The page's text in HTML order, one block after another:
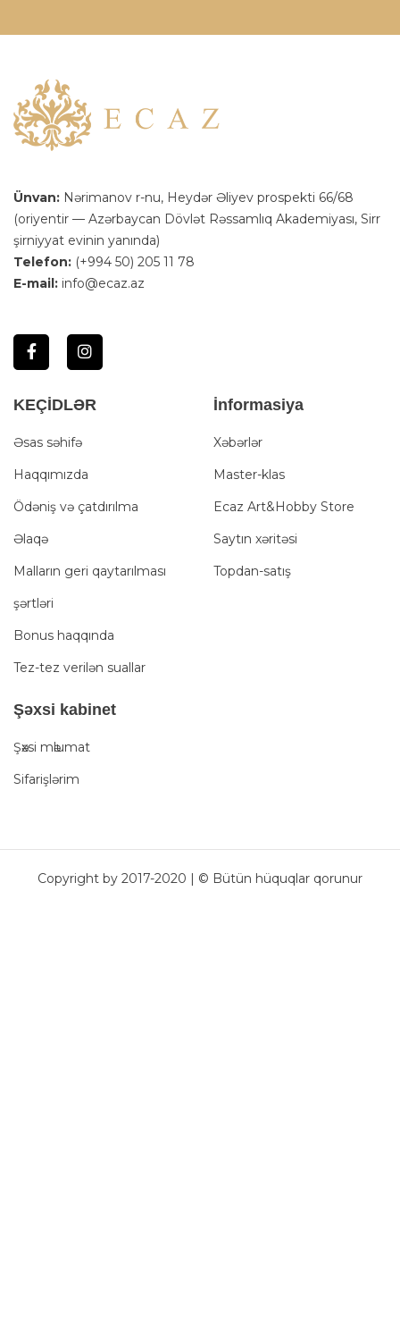
Ünvan: Nərimanov r-nu, Heydər Əliyev prospekti 66/68
(oriyentir — Azərbaycan Dövlət Rəssamlıq Akademiyası, Sirr
şirniyyat evinin yanında)
Telefon: (+994 50) 205 11 78
E-mail: info@ecaz.az
KEÇİDLƏR
Əsas səhifə
Haqqımızda
Ödəniş və çatdırılma
Əlaqə
Malların geri qaytarılması
şərtləri
Bonus haqqında
Tez-tez verilən suallar
İnformasiya
Xəbərlər
Master-klas
Ecaz Art&Hobby Store
Saytın xəritəsi
Topdan-satış
Şәxsi kabinet
Şәxsi mәlumat
Sifarişlərim
Copyright by 2017-2020 | © Bütün hüquqlar qorunur